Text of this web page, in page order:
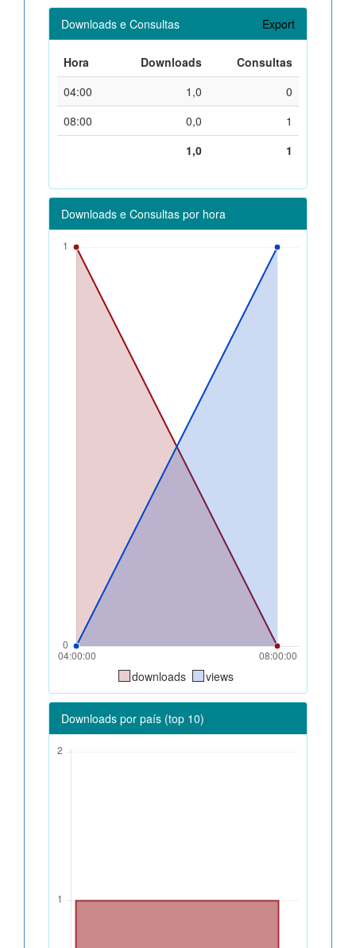
Downloads e Consultas Export
Hora Downloads
Consultas
04:00
1,0
0
08:00
0,0
1
1,0
1
Downloads e Consultas por hora
downloads views
Downloads por país (top 10)